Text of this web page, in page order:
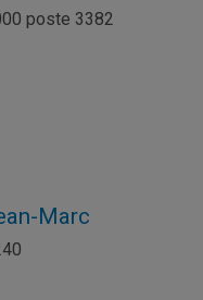
poste 3382
Marc